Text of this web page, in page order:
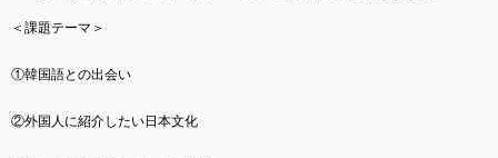
＜課題テーマ＞
①韓国語との出会い
②外国人に紹介したい日本文化